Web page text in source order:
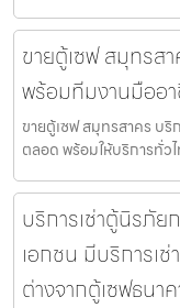
ขายตู้เซฟ สมุทรส
พร้อมทีมงานมืออ
ขายตู้เซฟ สมุทรสาคร บ
ตลอด พร้อมให้บริการทั่ว
บริการเช่าตู้นิรภัย
เอกชน มีบริการเ
ต่างจากตู้เซฟธนา